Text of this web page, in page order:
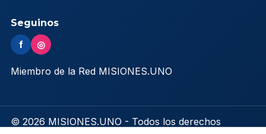
Seguinos
f ◎
Miembro de la Red MISIONES.UNO
© 2026 MISIONES.UNO - Todos los derechos